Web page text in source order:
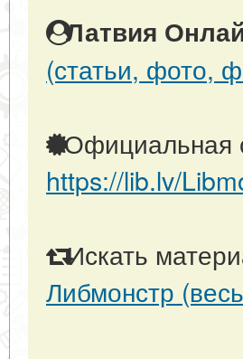
Латвия
(статьи, фото,
Официальная
https://lib.lv/
Искать
Либмонстр